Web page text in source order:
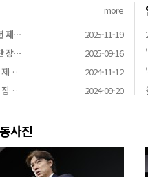
more
제…
2025-11-19
장…
2025-09-16
제…
2024-11-12
장…
2024-09-20
사진